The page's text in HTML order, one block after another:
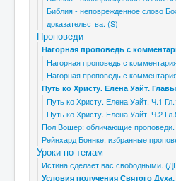
Библия - неповрежденное слово
доказательства. (S)
Проповеди
Нагорная проповедь с
Нагорная проповедь с
Нагорная проповедь с
Путь ко Христу. Елена Уайт.
Путь ко Христу. Елена Уайт. Ч.1
Путь ко Христу. Елена Уайт. Ч.2
Пол Вошер: обличающие проповеди.
Рейнхард Боннке: избранные
Уроки по темам
Истина сделает вас свободными.
Условия получения Святого Духа.